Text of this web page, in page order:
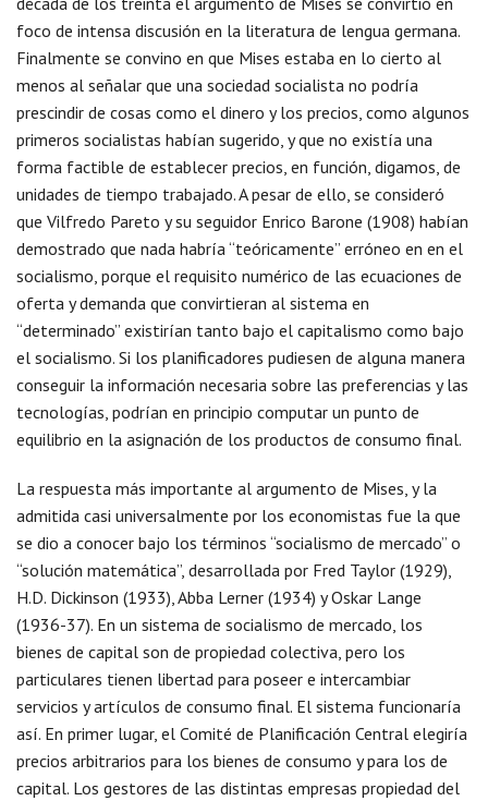
foco de intensa discusión en la literatura de lengua germana.
Finalmente se convino en que Mises estaba en lo cierto al
menos al señalar que una sociedad socialista no podría
prescindir de cosas como el dinero y los precios, como algunos
primeros socialistas habían sugerido, y que no existía una
forma factible de establecer precios, en función, digamos, de
unidades de tiempo trabajado. A pesar de ello, se consideró
que Vilfredo Pareto y su seguidor Enrico Barone (1908) habían
demostrado que nada habría “teóricamente” erróneo en en el
socialismo, porque el requisito numérico de las ecuaciones de
oferta y demanda que convirtieran al sistema en
“determinado” existirían tanto bajo el capitalismo como bajo
el socialismo. Si los planificadores pudiesen de alguna manera
conseguir la información necesaria sobre las preferencias y las
tecnologías, podrían en principio computar un punto de
equilibrio en la asignación de los productos de consumo final.
La respuesta más importante al argumento de Mises, y la
admitida casi universalmente por los economistas fue la que
se dio a conocer bajo los términos “socialismo de mercado” o
“solución matemática”, desarrollada por Fred Taylor (1929),
H.D. Dickinson (1933), Abba Lerner (1934) y Oskar Lange
(1936-37). En un sistema de socialismo de mercado, los
bienes de capital son de propiedad colectiva, pero los
particulares tienen libertad para poseer e intercambiar
servicios y artículos de consumo final. El sistema funcionaría
así. En primer lugar, el Comité de Planificación Central elegiría
precios arbitrarios para los bienes de consumo y para los de
capital. Los gestores de las distintas empresas propiedad del